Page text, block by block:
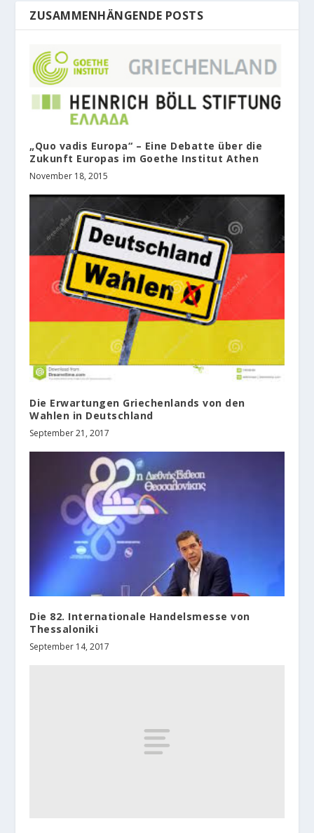
ZUSAMMENHÄNGENDE POSTS
„Quo vadis Europa“ – Eine Debatte über die
Zukunft Europas im Goethe Institut Athen
November 18, 2015
Die Erwartungen Griechenlands von den
Wahlen in Deutschland
September 21, 2017
Die 82. Internationale Handelsmesse von
Thessaloniki
September 14, 2017